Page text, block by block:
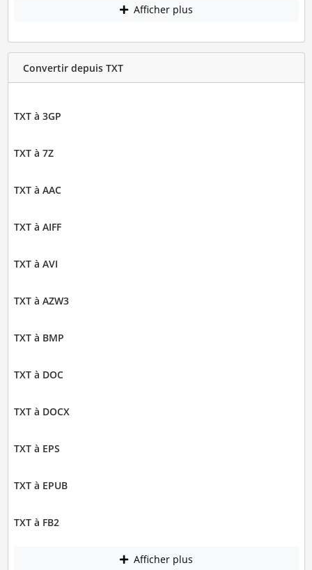
Afficher plus
Convertir depuis TXT
TXT à 3GP
TXT à 7Z
TXT à AAC
TXT à AIFF
TXT à AVI
TXT à AZW3
TXT à BMP
TXT à DOC
TXT à DOCX
TXT à EPS
TXT à EPUB
TXT à FB2
Afficher plus